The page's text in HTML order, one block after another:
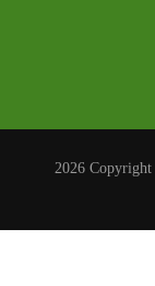
2026 Copyright